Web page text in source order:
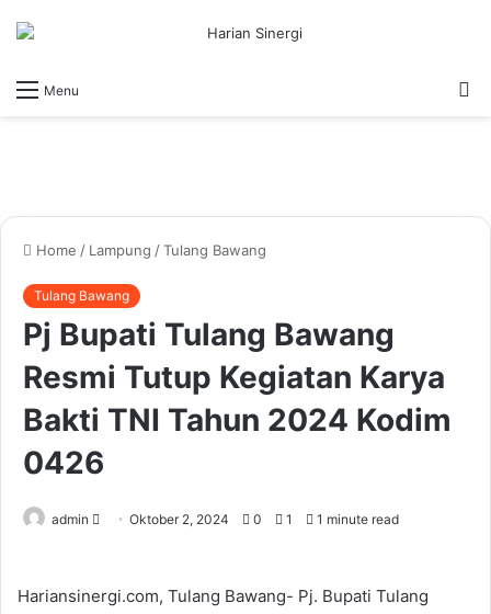
Menu
Home / Lampung /Tulang Bawang
Tulang Bawang
Pj Bupati Tulang Bawang
Resmi Tutup Kegiatan Karya
Bakti TNI Tahun 2024 Kodim
0426
admin
SendOktober 2, 2024 0 1 1 minute read
Hariansinergi.com, Tulang Bawang- Pj. Bupati Tulang